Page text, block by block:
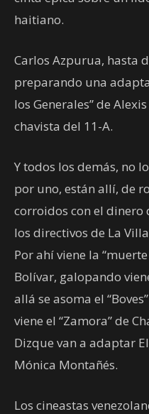
haitiano.
Carlos Azpurua, hasta
preparando una
los Generales” de
chavista del 11-A.
Y todos los demás, no
por uno, están allí, de
corroidos con el dinero
los directivos de La
Por ahí viene la
Bolívar, galopando
allá se asoma el
viene el “Zamora” de
Dizque van a adaptar
Mónica Montañés.
Los cineastas